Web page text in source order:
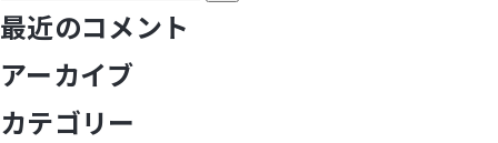
ナ
ビ
ゲ
索:
最近のコメント
アーカイブ
カテゴリー